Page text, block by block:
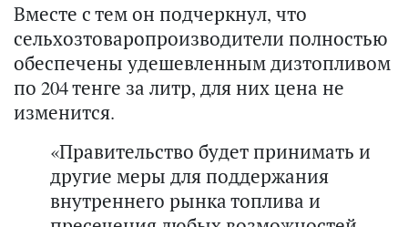
Вместе с тем он подчеркнул, что
сельхозтоваропроизводители полностью
обеспечены удешевленным дизтопливом
по 204 тенге за литр, для них цена не
изменится.
«Правительство будет принимать и
другие меры для поддержания
внутреннего рынка топлива и